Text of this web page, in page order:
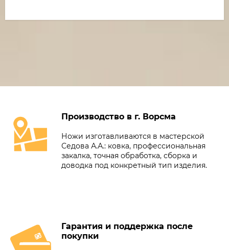
Производство в г. Ворсма
Ножи изготавливаются в мастерской
Седова А.А.: ковка, профессиональная
закалка, точная обработка, сборка и
доводка под конкретный тип изделия.
Гарантия и поддержка после
покупки